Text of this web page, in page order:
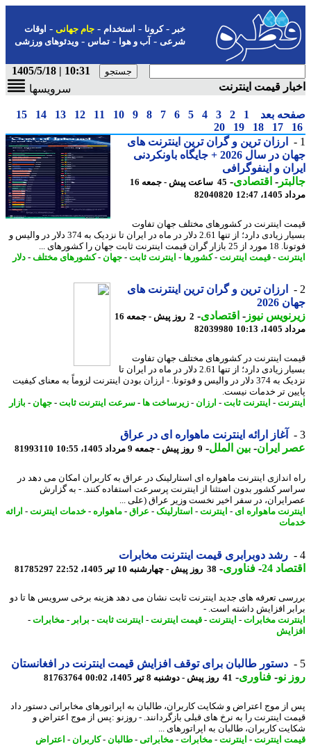
-کرونا-استخدام- جام جهانی-اوقات
شرعی-آب و هوا-تماس-ویدئوهای ورزشی
10:31 | 1405/5/18
قیمت اینترنت
سرویسها
بعد 1
2
3
4
5
6
7
8
9
10
11
12
13
14
15
17
18
19
20
ارزان ترین و گران ترین اینترنت های
جهان در سال 2026 + جایگاه باونکردنی
و اینفوگرافی
-اقتصادی-
45 ساعت پیش - جمعه 16
12:47
82040820
اینترنت در کشورهای مختلف جهان تفاوت
بسیار زیادی دارد؛ از تنها 2.61 دلار در ماه در ایران تا نزدیک به 374 دلار در والیس و
اینترنت ثابت جهان را کشورهای ...
-قیمت اینترنت-کشورها- اینترنت ثابت-جهان-کشورهای مختلف-دلار
ارزان ترین و گران ترین اینترنت های
2026
نیوز-اقتصادی-
2 روز پیش - جمعه 16
10:13
82039980
اینترنت در کشورهای مختلف جهان تفاوت
بسیار زیادی دارد؛ از تنها 2.61 دلار در ماه در ایران تا
نزدیک به 374 دلار در والیس و فوتونا. - ارزان بودن اینترنت لزوماً به معنای کیفیت
تر خدمات نیست.
-اینترنت ثابت-ارزان - زیرساخت ها- سرعت اینترنت ثابت-جهان-بازار
آغاز ارائه اینترنت ماهواره ای در عراق
ایران- بین الملل-9 روز پیش - جمعه 9 مرداد 1405، 10:55 81993110
اندازی اینترنت ماهواره ای استارلینک در عراق به کاربران امکان می دهد در
کشور بدون استثنا از اینترنت پرسرعت استفاده کنند. - به گزارش
در سفر اخیر نخست وزیر عراق (علی ...
ماهواره ای - اینترنت-استارلینک -عراق- ماهواره- خدمات اینترنت-ارائه
رشد دوبرابری قیمت اینترنت مخابرات
24
-فناوری- 38 روز پیش - چهارشنبه 10 تیر 1405، 22:52 81785297
تعرفه های جدید اینترنت ثابت نشان می دهد هزینه برخی سرویس ها تا دو
افزایش داشته است. -
مخابرات- اینترنت-قیمت اینترنت-اینترنت ثابت-برابر- مخابرات-
دستور طالبان برای توقف افزایش قیمت اینترنت در افغانستان
نو- فناوری- 41 روز پیش - دوشنبه 8 تیر 1405، 00:02 81763764
موج اعتراض و شکایت کاربران، طالبان به اپراتورهای مخابراتی دستور داد
اینترنت را به نرخ های قبلی بازگردانند. - روزنو :پس از موج اعتراض و
کاربران، طالبان به اپراتورهای ...
اینترنت-اینترنت-مخابرات- مخابراتی-طالبان-کاربران - اعتراض